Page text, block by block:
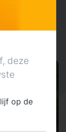
deze
op de